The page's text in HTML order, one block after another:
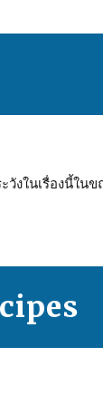
วังในเรื่องนี้ใ